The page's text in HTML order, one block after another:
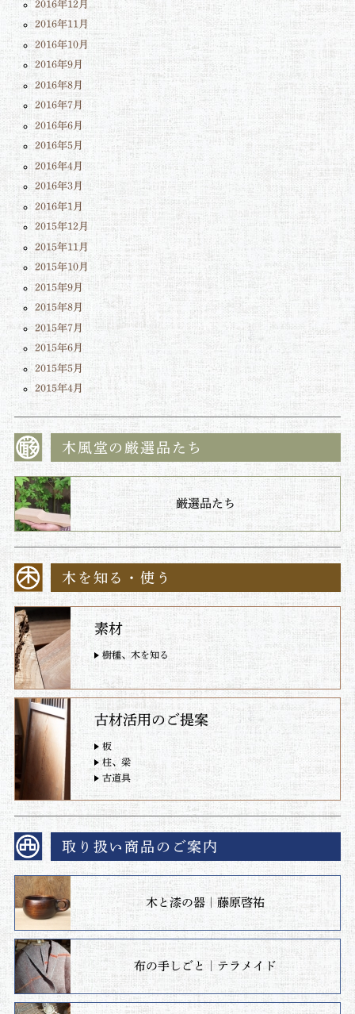
2016年12月
2016年11月
2016年10月
2016年9月
2016年8月
2016年7月
2016年6月
2016年5月
2016年4月
2016年3月
2016年1月
2015年12月
2015年11月
2015年10月
2015年9月
2015年8月
2015年7月
2015年6月
2015年5月
2015年4月
木風堂の厳選品たち
厳選品たち
木を知る・使う
素材
樹種、木を知る
古材活用のご提案
板
柱、梁
古道具
取り扱い商品のご案内
木と漆の器｜藤原啓祐
布の手しごと｜テラメイド